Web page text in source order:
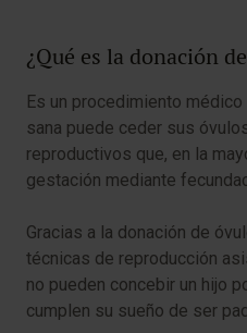
¿Qué es la donación
Es un procedimiento
sana puede ceder sus
reproductivos que, en la
gestación mediante
Gracias a la donación de
técnicas de reproducción
no pueden concebir un hijo
cumplen su sueño de ser